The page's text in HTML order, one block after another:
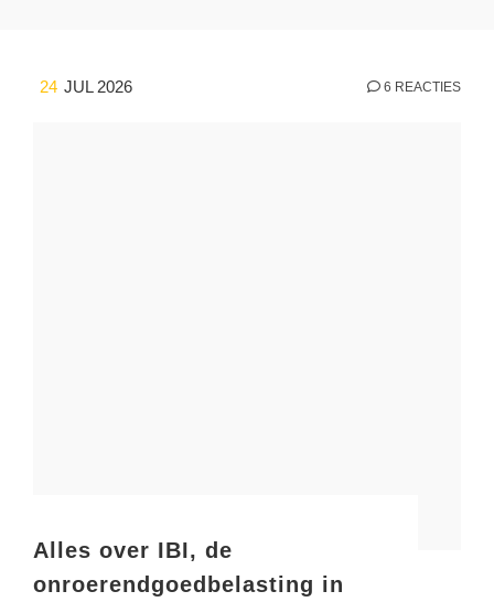
24 JUL 2026 6 REACTIES
Alles over IBI, de
onroerendgoedbelasting in